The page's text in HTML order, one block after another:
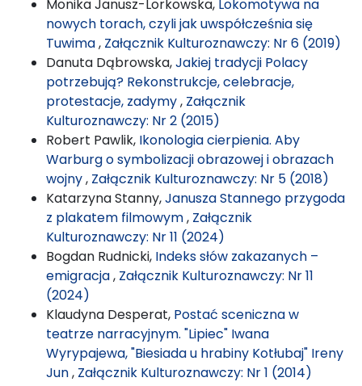
Monika Janusz-Lorkowska, Lokomotywa na
nowych torach, czyli jak uwspółcześnia się
Tuwima, Załącznik Kulturoznawczy: Nr 6 (2019)
Danuta Dąbrowska,Jakiej tradycji Polacy
potrzebują? Rekonstrukcje, celebracje,
protestacje, zadymy, Załącznik
Kulturoznawczy: Nr 2 (2015)
Robert Pawlik, Ikonologia cierpienia. Aby
Warburg o symbolizacji obrazowej i obrazach
wojny, Załącznik Kulturoznawczy: Nr 5 (2018)
Katarzyna Stanny,Janusza Stannego przygoda
z plakatem filmowym, Załącznik
Kulturoznawczy: Nr 11 (2024)
Bogdan Rudnicki, Indeks słów zakazanych –
emigracja, Załącznik Kulturoznawczy: Nr 11
(2024)
Klaudyna Desperat, Postać sceniczna w
teatrze narracyjnym. "Lipiec" Iwana
Wyrypajewa, "Biesiada u hrabiny Kotłubaj" Ireny
Jun, Załącznik Kulturoznawczy: Nr 1 (2014)